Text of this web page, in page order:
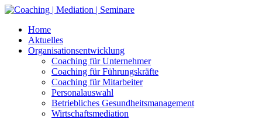
Skip
contentHome
Aktuelles
Organisationsentwicklung
Coaching für Unternehmer
Coaching für Führungskräfte
Coaching für Mitarbeiter
Personalauswahl
Betriebliches Gesundheitsmanagement
Wirtschaftsmediation